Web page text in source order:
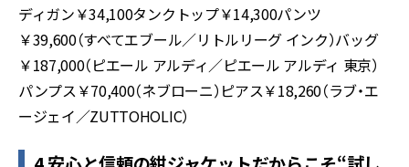
ディガン￥34,100タンクトップ￥14,300パンツ
￥39,600（すべてエブール／リトルリーグ インク）バッグ
￥187,000（ピエール アルディ／ピエール アルディ 東京）
パンプス￥70,400（ネブローニ）ピアス￥18,260（ラブ・エ
ージェイ／ZUTTOHOLIC）